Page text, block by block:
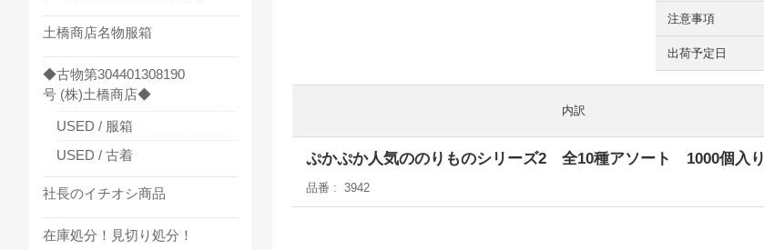
注意事項
出荷予定日
内訳
ぷかぷか人気ののりものシリーズ2 全10種アソート 1000個入り
品番 3942
土橋商店名物服箱
◆古物第304401308190
号 (株)土橋商店◆
USED / 服箱
USED / 古着
社長のイチオシ商品
在庫処分！見切り処分！